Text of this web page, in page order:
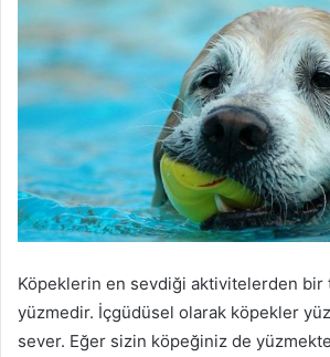
Köpeklerin en sevdiği aktivitelerden bir
yüzmedir. İçgüdüsel olarak köpekler
sever. Eğer sizin köpeğiniz de